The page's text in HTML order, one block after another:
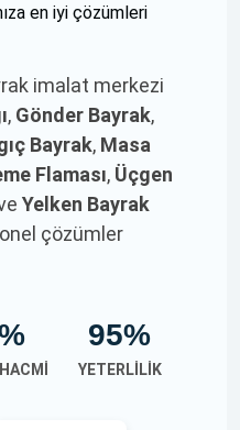
en iyi çözümleri
imalat merkezi
, Gönder Bayrak,
Bayrak, Masa
Flaması, Üçgen
Yelken Bayrak
çözümler
95%
YETERLILIK